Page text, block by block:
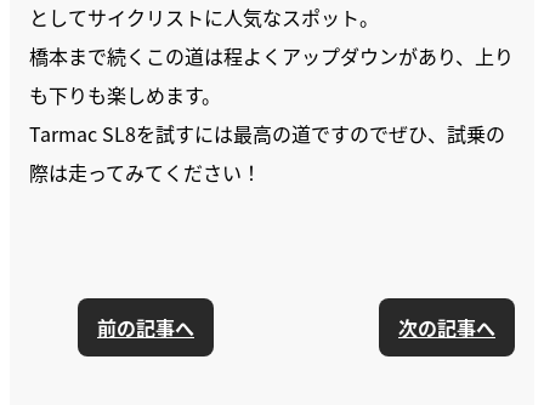
としてサイクリストに人気なスポット。
橋本まで続くこの道は程よくアップダウンがあり、上り
も下りも楽しめます。
Tarmac SL8を試すには最高の道ですのでぜひ、試乗の
際は走ってみてください！
前の記事へ 次の記事へ